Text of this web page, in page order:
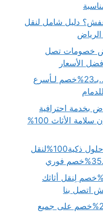
دليل شامل لنقل
خصومات تصل
نقل عفش من الرياض للدمام..بـ23%خصم لـأسرع
بخدمة احترافية
وأسعار تبدأ من200ريال وضمان سلامة الأثاث 100%
دينا نقل عفش خارج الرياض..حلول ذكية100%لنقل
شركة نقل عفش بالخرج بـ45%خصم لِنقل أثاثك
شركة تخزين اثاث بالرياض..23%خصم على جميع